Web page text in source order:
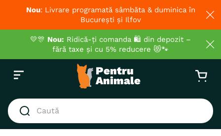
Nou: Livrare programată sâmbăta & duminica în
București și Ilfov
💛🎊 Nou: Ridică-ți comanda 🛍️ din depozit –
fără taxe și cu 5% reducere 😻🐾
Caută